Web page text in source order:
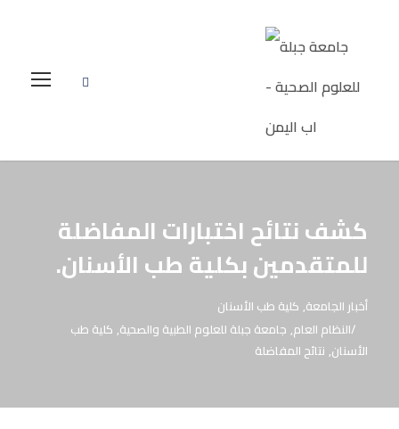
كشف نتائح اختبارات المفاضلة
للمتقدمين بكلية طب الأسنان.
أخبار الجامعة, كلية طب الأسنان
النظام العام, جامعة جبلة للعلوم الطبية والصحية, كلية طب
الأسنان, نتائح المفاضلة